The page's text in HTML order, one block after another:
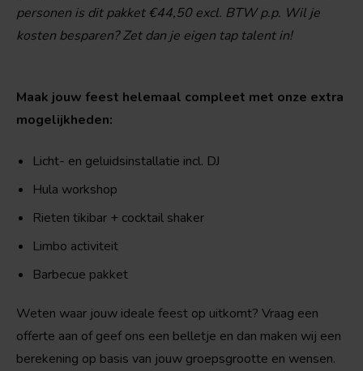
personen is dit pakket €44,50 excl. BTW p.p. Wil je
kosten besparen? Zet dan je eigen tap talent in!
Maak jouw feest helemaal compleet met onze extra
mogelijkheden:
Licht- en geluidsinstallatie incl. DJ
Hula workshop
Rieten tikibar + cocktail shaker
Limbo activiteit
Barbecue pakket
Weten waar jouw ideale feest op uitkomt? Vraag een
offerte aan of geef ons een belletje en dan maken wij een
berekening op basis van jouw groepsgrootte en wensen.